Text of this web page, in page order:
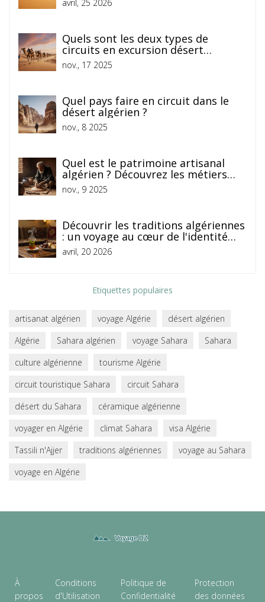
avril, 25 2026
Quels sont les deux types de
circuits en excursion désert
algérien ?
nov., 17 2025
Quel pays faire en circuit dans le
désert algérien ?
nov., 8 2025
Quel est le patrimoine artisanal
algérien ? Découvrez les métiers
d'art qui font la richesse du pays
nov., 9 2025
Découvrir les traditions algériennes
: un voyage au cœur de l'identité
maghrébine
avril, 20 2026
Etiquettes populaires
artisanat algérien voyage Algérie
désert algérien
Algérie
Sahara algérien voyage Sahara
Sahara
culture algérienne
tourisme Algérie
circuit touristique Sahara
circuit Sahara
désert du Sahara
céramique algérienne
voyager en Algérie
climat Sahara
visa Algérie
Tassili n'Ajjer
traditions algériennes
voyage au Sahara
voyage en Algérie
À
propos
Conditions
d'Utilisation
Politique de
Confidentialité
Protection
des données